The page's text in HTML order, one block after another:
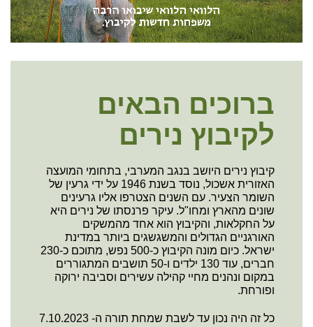
none
ברוכים הבאים
לקיבוץ נירים
קיבוץ נירים היושב בנגב המערבי, בתחומי המועצה
האזורית אשכול, נוסד בשנת 1946 על ידי גרעין של
השומר הצעיר. עם השנים הצטרפו אליו גרעינים
שונים מהארץ ומחו"ל. עיקר פרנסתו של נירים היא
על החקלאות, והקיבוץ הוא אחד מהמשקים
האורגניים הגדולים והמשגשגים ביותר במדינת
ישראל. כיום מונה הקיבוץ כ-500 נפש, מתוכם כ-230
חברים, עוד 130 ילדים ו-50 תושבים המתגוררים
במקום ונהנים מחיי קהילה עשירים וסביבה ירוקה
ופורחת.
כל זה היה נכון עד לשבת שמחת תורה ה- 7.10.2023